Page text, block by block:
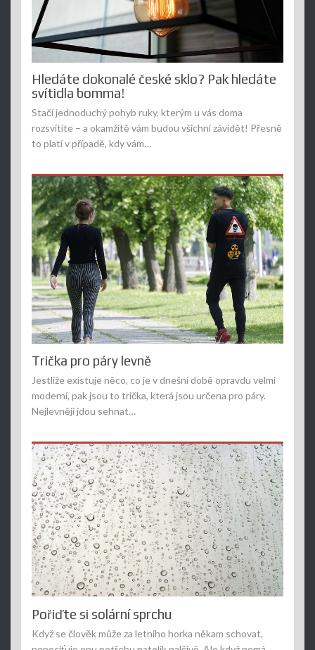
Hledáte dokonalé české sklo? Pak hledáte
svítidla bomma!
Stačí jednoduchý pohyb ruky, kterým u vás doma
rozsvítíte – a okamžitě vám budou všichni závidět! Přesně
to platí v případě, kdy vám…
Trička pro páry levně
Jestliže existuje něco, co je v dnešní době opravdu velmi
moderní, pak jsou to trička, která jsou určena pro páry.
Nejlevněji jdou sehnat…
Pořiďte si solární sprchu
Když se člověk může za letního horka někam schovat,